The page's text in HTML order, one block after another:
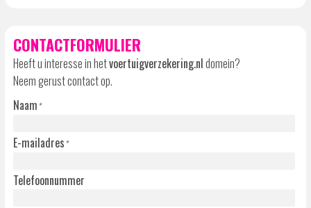
CONTACTFORMULIER
Heeft u interesse in hetvoertuigverzekering.nldomein?
Neem gerust contact op.
Naam*
E-mailadres*
Telefoonnummer